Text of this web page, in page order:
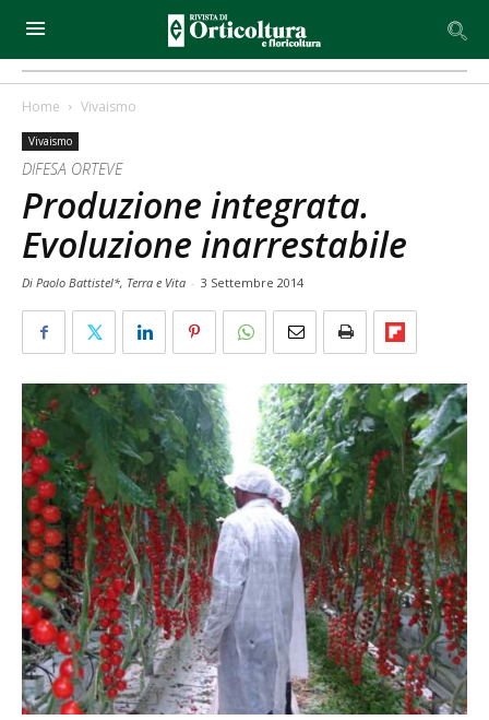
Home Vivaismo
Vivaismo
DIFESA ORTEVE
Produzione integrata.
Evoluzione inarrestabile
Di Paolo Battistel*, Terra e Vita - 3 Settembre 2014